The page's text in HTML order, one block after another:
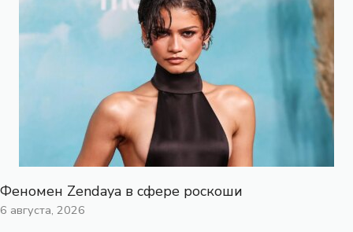
Феномен Zendaya в сфере роскоши
6 августа, 2026